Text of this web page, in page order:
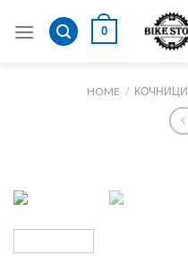
0
HOME / КОЧНИЦИ